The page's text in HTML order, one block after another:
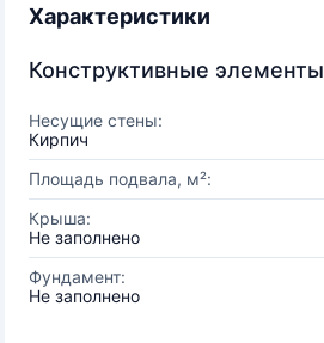
Характеристики
Конструктивные элементы
Несущие стены:
Кирпич
Площадь подвала, м²:
Крыша:
Не заполнено
Фундамент:
Не заполнено